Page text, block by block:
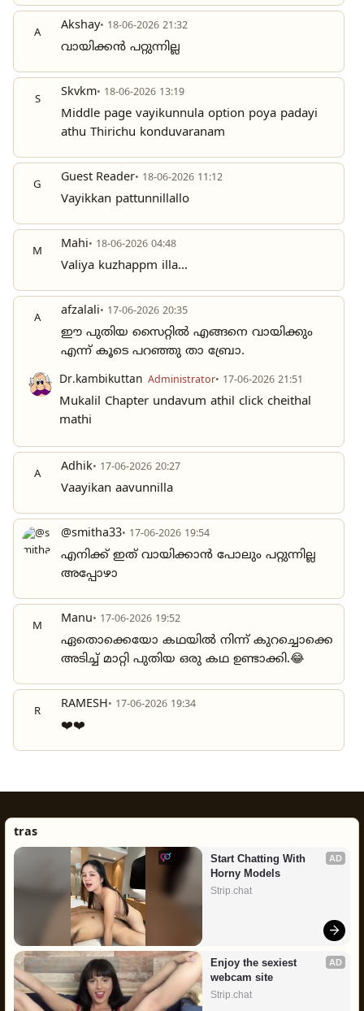
A Akshay• 18-06-2026 21:32
വായിക്കൻ പറ്റുന്നില്ല
S Skvkm• 18-06-2026 13:19
Middle page vayikunnula option poya padayi
athu Thirichu konduvaranam
G Guest Reader• 18-06-2026 11:12
Vayikkan pattunnillallo
M Mahi• 18-06-2026 04:48
Valiya kuzhappm illa...
A afzalali• 17-06-2026 20:35
ഈ പുതിയ സൈറ്റിൽ എങ്ങനെ വായിക്കും
എന്ന് കൂടെ പറഞ്ഞു താ ബ്രോ.
Dr.kambikuttan Administrator• 17-06-2026 21:51
Mukalil Chapter undavum athil click cheithal
mathi
A Adhik• 17-06-2026 20:27
Vaayikan aavunnilla
@smitha33• 17-06-2026 19:54
എനിക്ക് ഇത് വായിക്കാൻ പോലും പറ്റുന്നില്ല
അപ്പോഴാ
M Manu• 17-06-2026 19:52
ഏതൊക്കെയോ കഥയിൽ നിന്ന് കുറച്ചൊക്കെ
അടിച്ച് മാറ്റി പുതിയ ഒരു കഥ ഉണ്ടാക്കി.😂
R RAMESH• 17-06-2026 19:34
❤️❤️
tras
AD
Start Chatting With
Horny Models
Strip.chat
AD
Enjoy the sexiest
webcam site
Strip.chat